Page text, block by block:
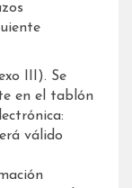
III). Se
en el tablón
válido